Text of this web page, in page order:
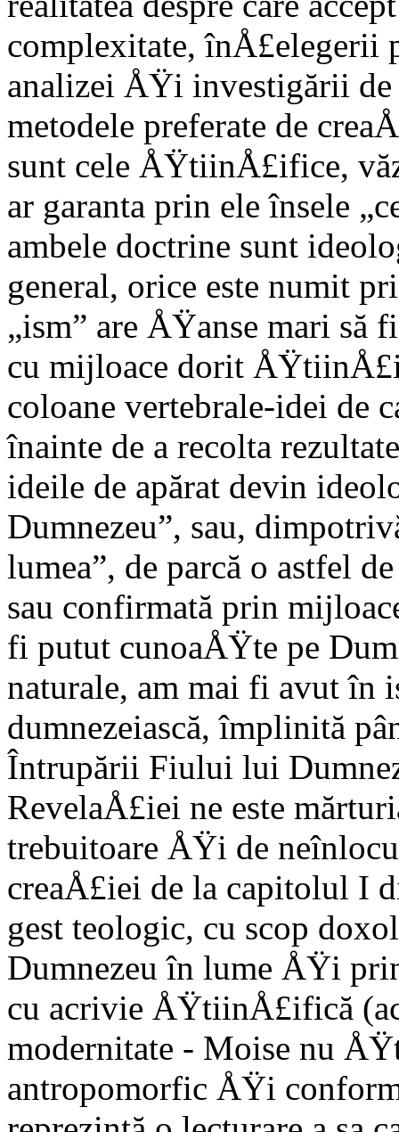
complexitate, înÅ£elegerii
analizei ÅŸi investigării
metodele preferate de
sunt cele ÅŸtiinÅ£ifice,
ar garanta prin ele însele
ambele doctrine sunt
general, orice este numit
„ism” are ÅŸanse mari să
cu mijloace dorit
coloane vertebrale-idei de
înainte de a recolta
ideile de apărat devin
Dumnezeu”, sau,
lumea”, de parcă o astfel
sau confirmată prin
fi putut cunoaÅŸte pe
naturale, am mai fi avut în
dumnezeiască, împlinită
Întrupării Fiului lui
RevelaÅ£iei ne este
trebuitoare ÅŸi de
creaÅ£iei de la capitolul I
gest teologic, cu scop
Dumnezeu în lume ÅŸi
cu acrivie ÅŸtiinÅ£ifică
modernitate - Moise nu
antropomorfic ÅŸi